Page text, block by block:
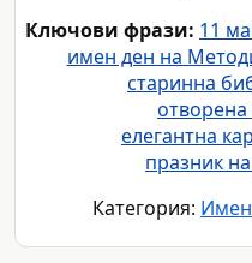
Ключови фрази: 11
имен ден на
старинна
елегантна
празник
Категория: